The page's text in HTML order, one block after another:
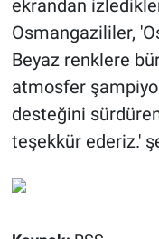
ekrandan
Osmangazililer,
Beyaz renklere
atmosfer
desteğini
teşekkür ederiz.'